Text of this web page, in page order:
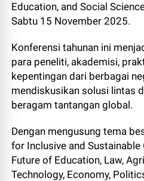
Education, and Social
Sabtu 15 November 2025.
Konferensi tahunan ini
para peneliti, akademisi,
kepentingan dari berbagai
mendiskusikan solusi lintas
beragam tantangan global.
Dengan mengusung tema
for Inclusive and
Future of Education, Law,
Technology, Economy,